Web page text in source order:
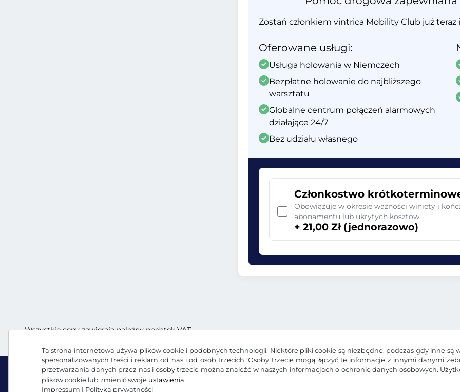
Ta strona internetowa używa plików cookie i podobnych technologii. Niektóre pliki cookie są niezbędne, podczas gdy inne są
spersonalizowanych treści i reklam od nas i od osób trzecich. Osoby trzecie mogą łączyć te informacje z innymi danymi
przetwarzania danych przez nas i osoby trzecie można znaleźć w naszych informacjach o ochronie danych osobowych.
plików cookie lub zmienić swoje ustawienia.
Impressum | Polityka prywatności
Zostań członkiem vintrica Mobility Club już teraz
Oferowane usługi:
Usługa holowania w Niemczech
Bezpłatne holowanie do najbliższego
warsztatu
Globalne centrum połączeń alarmowych
działające 24/7
Bez udziału własnego
Członkostwo
Obowiązuje w okresie ważności winiety i
abonamentu lub ukrytych kosztów.
+ 21,00 Zł (jednorazowo)
Wszystkie ceny zawierają należny podatek VAT.